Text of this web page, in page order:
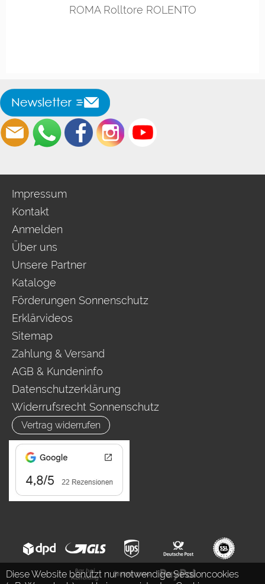
Diese Website benutzt nur notwendige Sessioncookies
ROMA Rolltore ROLENTO
Impressum
Kontakt
Anmelden
Über uns
Unsere Partner
Kataloge
Förderungen Sonnenschutz
Erklärvideos
Sitemap
Zahlung & Versand
AGB & Kundeninfo
Datenschutzerklärung
Widerrufsrecht Sonnenschutz
Vertrag widerrufen